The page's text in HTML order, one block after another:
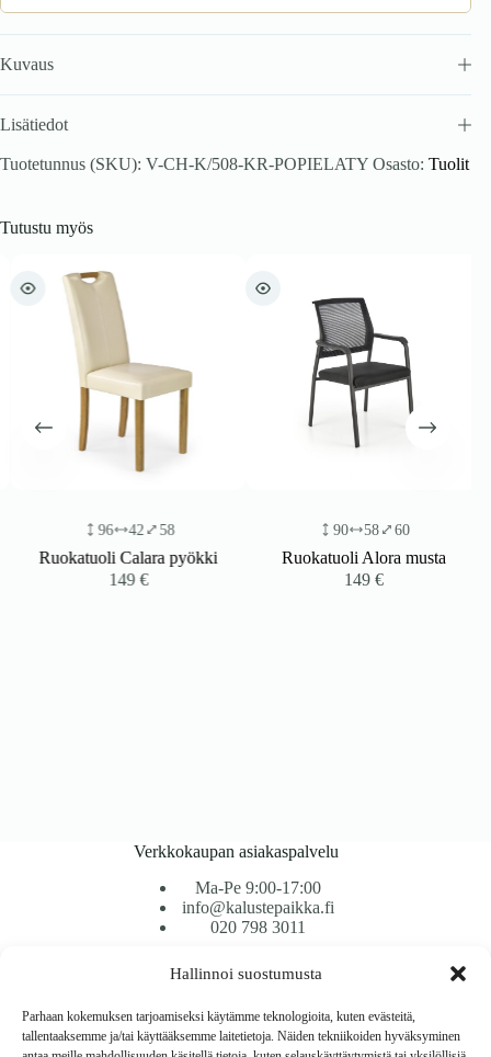
Hallinnoi suostumusta
Parhaan kokemuksen tarjoamiseksi käytämme teknologioita, kuten evästeitä,
tallentaaksemme ja/tai käyttääksemme laitetietoja. Näiden tekniikoiden hyväksyminen
Kuvaus
Lisätiedot
Tuotetunnus (SKU): V-CH-K/508-KR-POPIELATY Osasto: Tuolit
Tutustu myös
96 42 58
Ruokatuoli Calara pyökki
149€
90 58 60
Ruokatuoli Alora musta
149€
Verkkokaupan asiakaspalvelu
Ma-Pe 9:00-17:00
info@kalustepaikka.fi
020 798 3011
Tavarantoimitus / Maksutavat
Toimitustavat
Maksutavat
Vaihto ja palautus